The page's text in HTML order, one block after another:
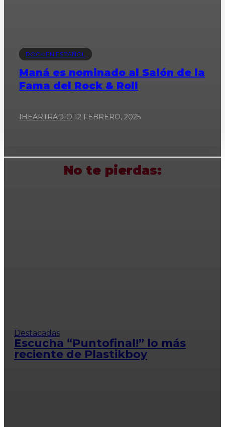
ROCK EN ESPAÑOL
Maná es nominado al Salón de la
Fama del Rock & Roll
IHEARTRADIO 12 FEBRERO, 2025
No te pierdas:
Destacadas
Escucha “Puntofinal!” lo más
reciente de Plastikboy